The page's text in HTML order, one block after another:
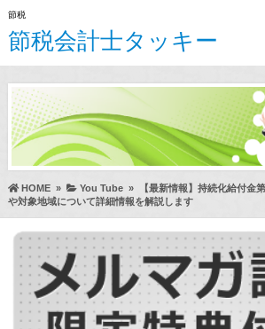
節税
節税会計士タッキー
HOME» You Tube»
【最新情報】持続化給付金
や対象地域について詳細情報を解説します